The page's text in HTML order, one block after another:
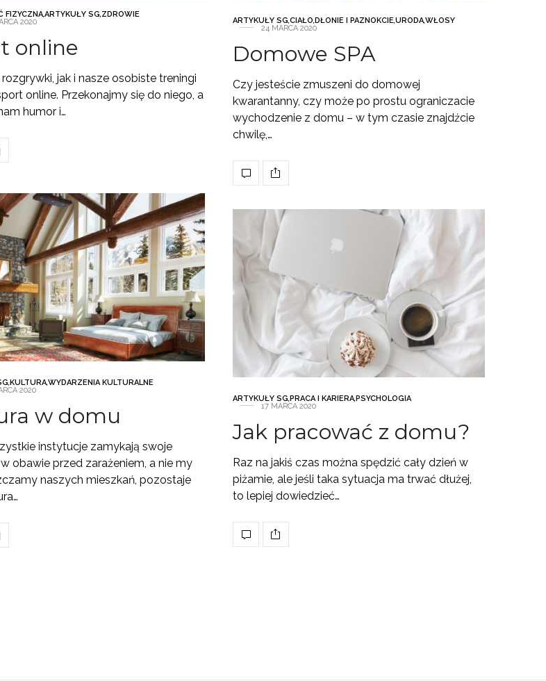
FIZYCZNA,ARTYKUŁY SG,ZDROWIE
2020
online
jak i nasze osobiste treningi
online. Przekonajmy się do niego, a
humor i…
ARTYKUŁY SG,CIAŁO,DŁONIE I PAZNOKCIE,URODA,WŁOSY
24 MARCA 2020
Domowe SPA
Czy jesteście zmuszeni do domowej
kwarantanny, czy może po prostu ograniczacie
wychodzenie z domu – w tym czasie znajdźcie
chwilę,…
,KULTURA,WYDARZENIA KULTURALNE
2020
w domu
instytucje zamykają swoje
obawie przed zarażeniem, a nie my
naszych mieszkań, pozostaje
ARTYKUŁY SG,PRACA I KARIERA,PSYCHOLOGIA
17 MARCA 2020
Jak pracować z domu?
Raz na jakiś czas można spędzić cały dzień w
piżamie, ale jeśli taka sytuacja ma trwać dłużej,
to lepiej dowiedzieć…